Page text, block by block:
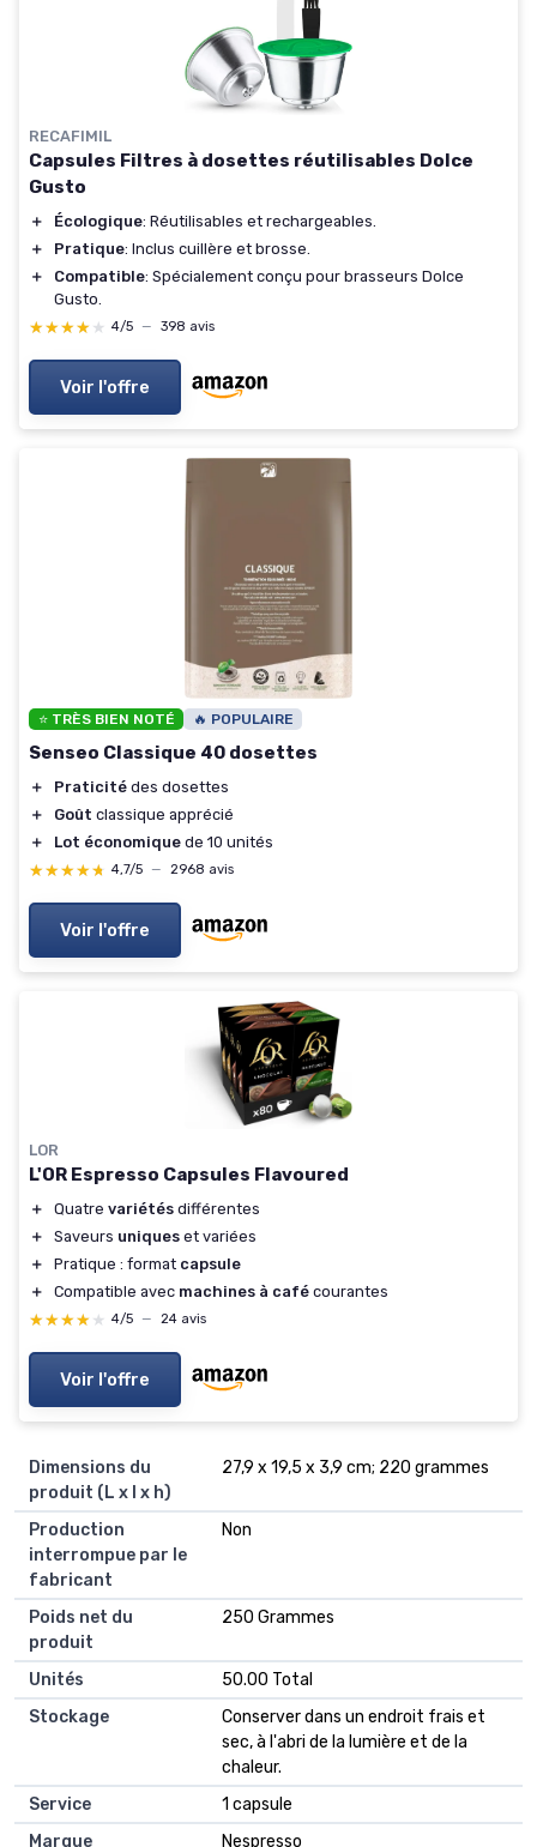
RECAFIMIL
Capsules Filtres à dosettes réutilisables Dolce
Gusto
＋ Écologique: Réutilisables et rechargeables.
＋
Pratique: Inclus cuillère et brosse.
＋
Compatible: Spécialement conçu pour brasseurs Dolce
Gusto.
★★★★★
★★★★★ 4/5 — 398 avis
Voir l'offre
⭐ TRÈS BIEN NOTÉ 🔥 POPULAIRE
Senseo Classique 40 dosettes
＋ Praticité des dosettes
＋
Goût classique apprécié
＋
Lot économique de 10 unités
★★★★★
★★★★★ 4,7/5 — 2968 avis
Voir l'offre
LOR
L'OR Espresso Capsules Flavoured
＋ Quatre variétés différentes
＋
Saveurs uniques et variées
＋
Pratique : format capsule
＋
Compatible avec machines à café courantes
★★★★★
★★★★★ 4/5 — 24 avis
Voir l'offre
Dimensions du
produit (L x l x h)
‎27,9 x 19,5 x 3,9 cm; 220 grammes
Production
interrompue par le
fabricant
‎Non
Poids net du
produit
‎250 Grammes
Unités
‎50.00 Total
Stockage
‎Conserver dans un endroit frais et
sec, à l'abri de la lumière et de la
chaleur.
Service
‎1 capsule
Marque
‎Nespresso